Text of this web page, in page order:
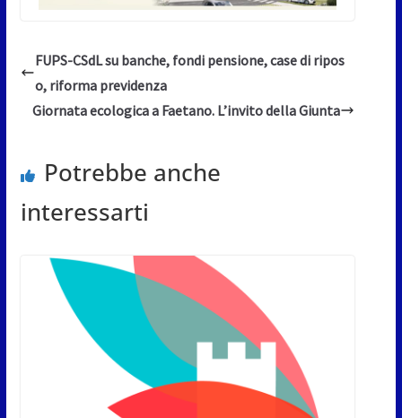
FUPS-CSdL su banche, fondi pensione, case di ripos
o, riforma previdenza
Giornata ecologica a Faetano. L’invito della Giunta
Potrebbe anche
interessarti